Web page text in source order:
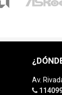
Av.